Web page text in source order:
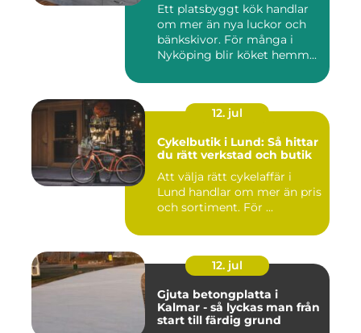
Ett platsbyggt kök handlar
om mer än nya luckor och
bänkskivor. För många i
Nyköping blir köket hemm...
12. jul
Cykelbutik i Lund: Så hittar
du rätt verkstad och butik
Att välja rätt cykelaffär i
Lund handlar om mer än pris
och sortiment. För ...
12. jul
Gjuta betongplatta i
Kalmar - så lyckas man från
start till färdig grund